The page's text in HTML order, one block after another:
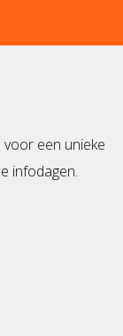
een unieke
infodagen.